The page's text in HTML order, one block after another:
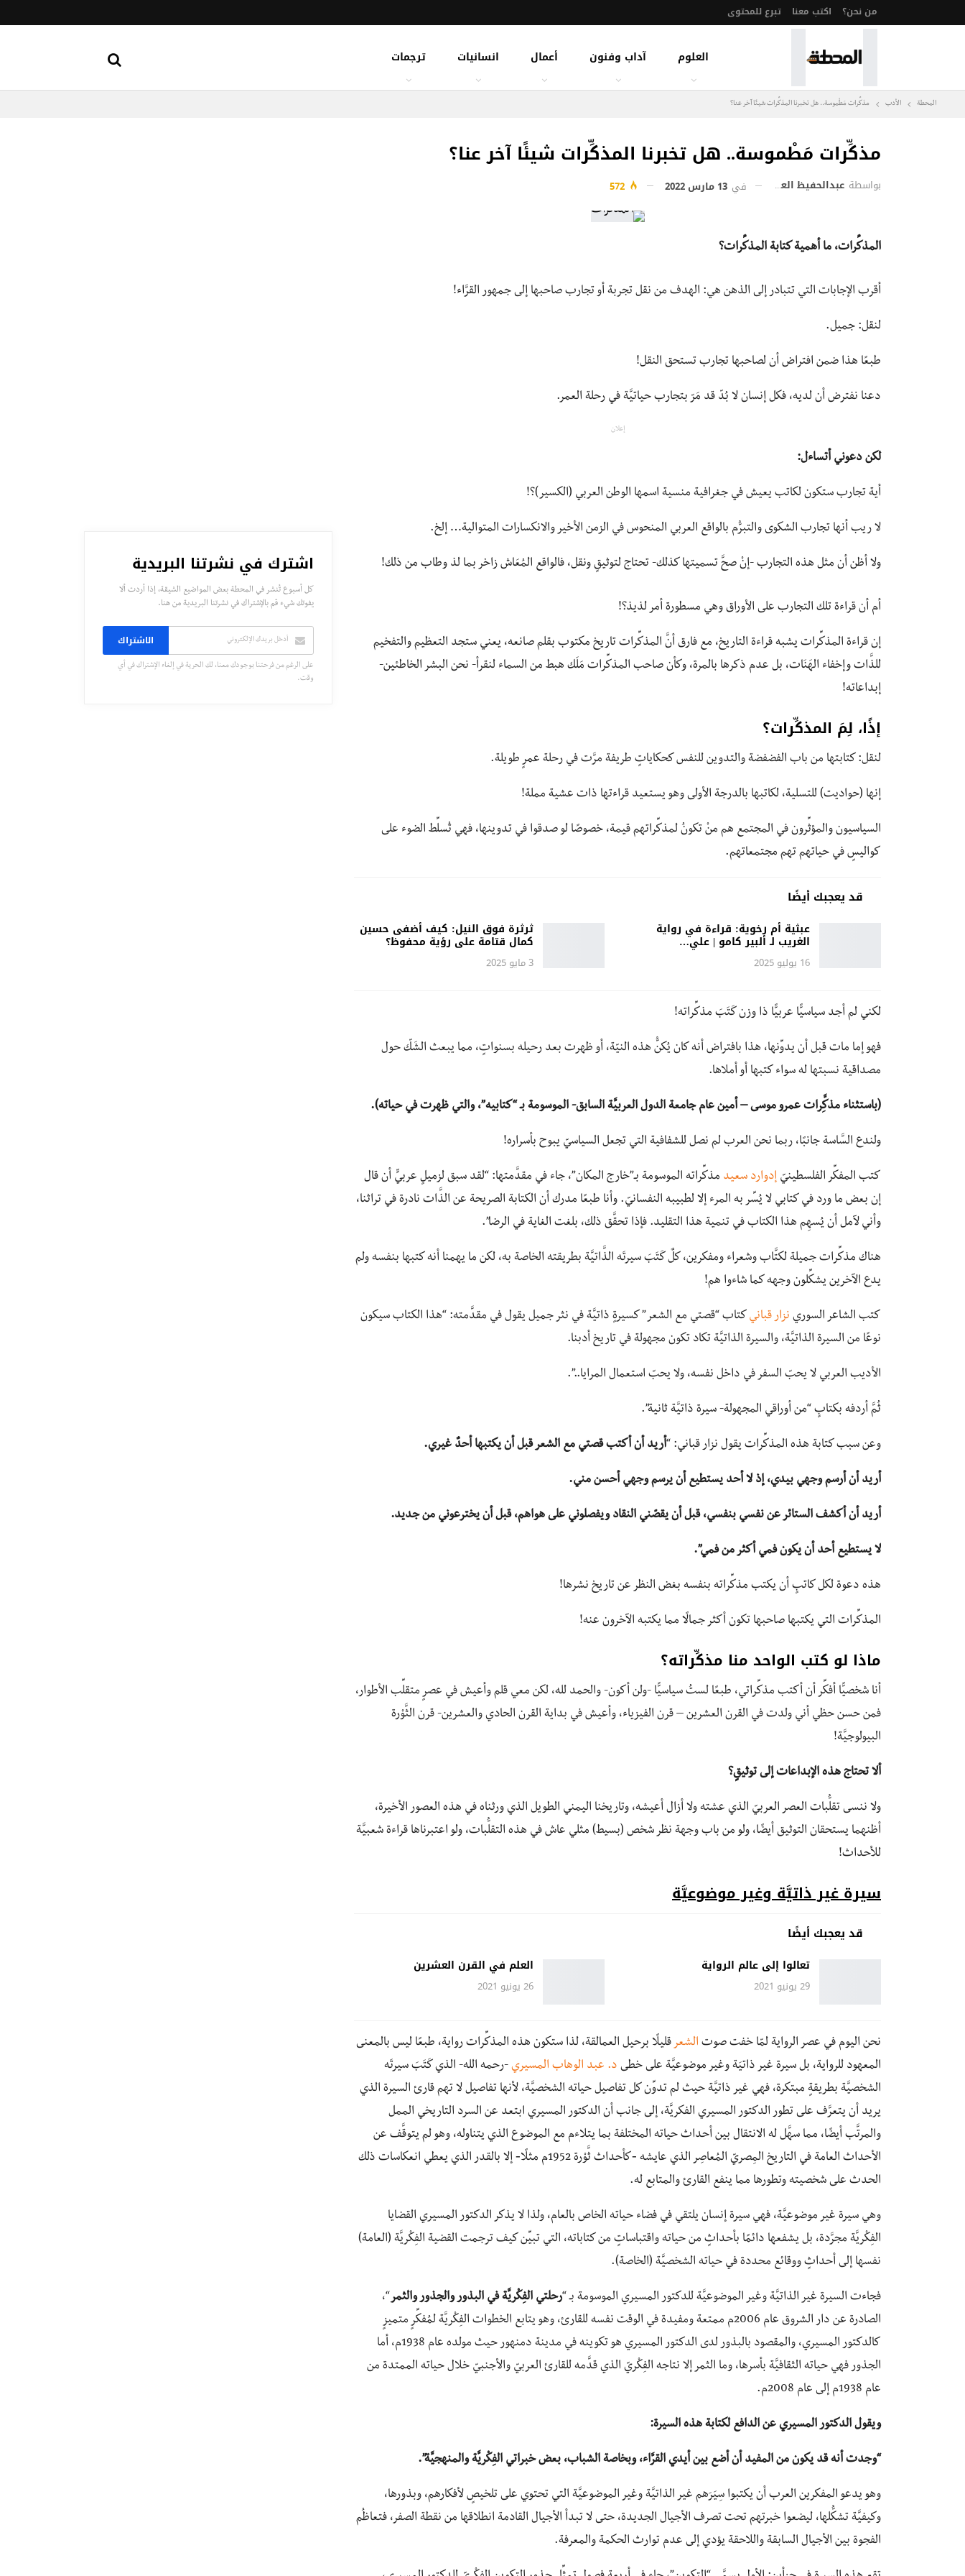
من نحن؟ اكتب معنا تبرع للمحتوى
العلوم آداب وفنون أعمال انسانيات ترجمات
المحطة الأدب مذكِّرات مَطْموسة.. هل تخبرنا المذكِّرات شيئًا آخر عنا؟
مذكِّرات مَطْموسة.. هل تخبرنا المذكِّرات شيئًا آخر عنا؟
بواسطة عبدالحفيظ العمري في 13 مارس 2022
المذكِّرات، ما أهمية كتابة المذكِّرات؟
أقرب الإجابات التي تتبادر إلى الذهن هي: الهدف من نقل تجربة أو تجارب صاحبها إلى جمهور القرَّاء!
لنقل: جميل.
طبعًا هذا ضمن افتراض أن لصاحبها تجارب تستحق النقل!
دعنا نفترض أن لديه، فكل إنسان لا بُدّ قد مَرّ بتجارب حياتيَّة في رحلة العمر.
إعلان
لكن دعوني أتساءل:
أية تجارب ستكون لكاتب يعيش في جغرافية منسية اسمها الوطن العربي (الكسير)؟!
لا ريب أنها تجارب الشكوى والتبرُّم بالواقع العربي المنحوس في الزمن الأخير والانكسارات المتوالية… إلخ.
ولا أظن أن مثل هذه التجارب -إنْ صحَّ تسميتها كذلك- تحتاج لتوثيقٍ ونقل، فالواقع المُعَاش زاخر بما لذ وطاب من ذلك!
أم أن قراءة تلك التجارب على الأوراق وهي مسطورة أمر لذيذ؟!
إن قراءة المذكِّرات يشبه قراءة التاريخ، مع فارق أنَّ المذكِّرات تاريخ مكتوب بقلم صانعه، يعني ستجد التعظيم والتفخيم
للذَّات وإخفاء الهَنَات، بل عدم ذكرها بالمرة، وكأن صاحب المذكِّرات مَلَك هبط من السماء لنقرأ- نحن البشر الخاطئين-
إبداعاته!
إذًا، لِمَ المذكِّرات؟
لنقل: كتابتها من باب الفضفضة والتدوين للنفس كحكاياتٍ طريفة مرَّت في رحلة عمرٍ طويلة.
إنها (حواديت) للتسلية، لكاتبها بالدرجة الأولى وهو يستعيد قراءتها ذات عشية مملة!
السياسيون والمؤثِّرون في المجتمع هم منْ تكونُ لمذكِّراتهم قيمة، خصوصًا لو صدقوا في تدوينها، فهي تُسلِّط الضوء على
كواليسٍ في حياتهم تهم مجتمعاتهم.
قد يعجبك أيضًا
عبثية أم رخوية: قراءة في رواية
الغريب لـ ألبير كامو | علي…
16 يوليو 2025
ثرثرة فوق النيل: كيف أضفى حسين
كمال قتامة على رؤية محفوظ؟
3 مايو 2025
لكني لم أجد سياسيًّا عربيًّا ذا وزن كَتَبَ مذكِّراته!
فهو إما مات قبل أن يدوِّنها، هذا بافتراض أنه كان يُكنُّ هذه النيّة، أو ظهرت بعد رحيله بسنواتٍ، مما يبعث الشَكّ حول
مصداقية نسبتها له سواء كتبها أو أملاها.
(باستثناء مذكَِّرات عمرو موسى – أمين عام جامعة الدول العربيَّة السابق- الموسومة بـ “كتابيه”، والتي ظهرت في حياته).
ولندع السَّاسة جانبًا، ربما نحن العرب لم نصل للشفافية التي تجعل السياسيّ يبوح بأسراره!
كتب المفكِّر الفلسطينيّ إدوارد سعيد مذكِّراته الموسومة بـ”خارج المكان”، جاء في مقدَّمتها: “لقد سبق لزميلٍ عربيٍّ أن قال
إن بعض ما ورد في كتابي لا يُسِّر به المرء إلا لطبيبه النفسانيّ. وأنا طبعًا مدرك أن الكتابة الصريحة عن الذَّات نادرة في تراثنا،
وأني لآمل أن يُسهِم هذا الكتاب في تنمية هذا التقليد. فإذا تحقَّق ذلك، بلغت الغاية في الرضا”.
هناك مذكِّرات جميلة لكتَّاب وشعراء ومفكرين، كلٌ كَتَبَ سيرتَه الذَّاتيَّة بطريقته الخاصة به، لكن ما يهمنا أنه كتبها بنفسه ولم
يدع الآخرين يشكِّلون وجهه كما شاءوا هم!
كتب الشاعر السوري نزار قباني كتاب “قصتي مع الشعر” كسيرةٍ ذاتيَّة في نثر جميل يقول في مقدَّمته: “هذا الكتاب سيكون
نوعًا من السيرة الذاتيَّة، والسيرة الذاتيَّة تكاد تكون مجهولة في تاريخ أدبنا.
الأديب العربي لا يحبّ السفر في داخل نفسه، ولا يحبّ استعمال المرايا..”.
ثُمَّ أردفه بكتابٍ “من أوراقي المجهولة- سيرة ذاتيَّة ثانية”.
وعن سبب كتابة هذه المذكِّرات يقول نزار قباني: “أريد أن أكتب قصتي مع الشعر قبل أن يكتبها أحدٌ غيري.
أريد أن أرسم وجهي بيدي، إذ لا أحد يستطيع أن يرسم وجهي أحسن مني.
أريد أن أكشف الستائر عن نفسي بنفسي، قبل أن يقصّني النقاد ويفصلوني على هواهم، قبل أن يخترعوني من جديد.
لا يستطيع أحد أن يكون فمي أكثر من فمي”.
هذه دعوة لكل كاتبٍ أن يكتب مذكِّراته بنفسه بغض النظر عن تاريخ نشرها!
المذكِّرات التي يكتبها صاحبها تكون أكثر جمالًا مما يكتبه الآخرون عنه!
ماذا لو كتب الواحد منا مذكِّراته؟
أنا شخصيًّا أفكِّر أن أكتب مذكِّراتي، طبعًا لستُ سياسيًّا -ولن أكون- والحمد لله، لكن معي قلم وأعيش في عصرٍ متقلِّب الأطوار،
فمن حسن حظي أني ولدت في القرن العشرين – قرن الفيزياء، وأعيش في بداية القرن الحادي والعشرين- قرن الثَّوْرة
البيولوجيَّة!
ألا تحتاج هذه الإبداعات إلى توثيقٍ؟
ولا ننسى تقلُّبات العصر العربيّ الذي عشته ولا أزال أعيشه، وتاريخنا اليمني الطويل الذي ورثناه في هذه العصور الأخيرة،
أظنهما يستحقان التوثيق أيضًا، ولو من باب وجهة نظر شخص (بسيط) مثلي عاش في هذه التقلُّبات، ولو اعتبرناها قراءة شعبيَّة
للأحداث!
سيرة غير ذاتيَّة وغير موضوعيَّة
قد يعجبك أيضًا
تعالوا إلى عالم الرواية
29 يونيو 2021
العلم في القرن العشرين
26 يونيو 2021
نحن اليوم في عصر الرواية لمّا خفت صوت الشعرقليلًا برحيل العمالقة، لذا ستكون هذه المذكِّرات رواية، طبعًا ليس بالمعنى
المعهود للرواية، بل سيرة غير ذاتيَة وغير موضوعيَّة على خطى د. عبد الوهاب المسيري -رحمه الله- الذي كَتَبَ سيرتَه
الشخصيَّة بطريقةٍ مبتكرة، فهي غير ذاتيَّة حيث لم تدوِّن كل تفاصيل حياته الشخصيَّة، لأنها تفاصيل لا تهم قارئ السيرة الذي
يريد أن يتعرَّف على تطور الدكتور المسيري الفكريَّة، إلى جانب أن الدكتور المسيري ابتعد عن السرد التاريخي الممل
والمرتَّب أيضًا، مما سهَّل له الانتقال بين أحداث حياته المختلفة بما يتلاءم مع الموضوع الذي يتناوله، وهو لم يتوقَّف عن
الأحداث العامة في التاريخ المِصريّ المُعاصِر الذي عايشه ‑كأحداث ثَّوْرة 1952م مثلًا‑ إلا بالقدر الذي يعطي انعكاسات ذلك
الحدث على شخصيته وتطورها مما ينفع القارئ والمتابع له.
وهي سيرة غير موضوعيَّة، فهي سيرة إنسان يلتقي في فضاء حياته الخاص بالعام، ولذا لا يذكر الدكتور المسيري القضايا
الفِكْريَّة مجرَّدة، بل يشفعها دائمًا بأحداثٍ من حياته واقتباساتٍ من كتاباته، التي تبيِّن كيف ترجمت القضية الفِكْريَّة (العامة)
نفسها إلى أحداثٍ ووقائع محددة في حياته الشخصيَّة (الخاصة).
فجاءت السيرة غير الذاتيَّة وغير الموضوعيَّة للدكتور المسيري الموسومة بـ “رحلتي الفِكْريَّة في البذور والجذور والثمر“،
الصادرة عن دار الشروق عام 2006م ممتعة ومفيدة في الوقت نفسه للقارئ، وهو يتابع الخطوات الفِكْريَّة لمُفكِّرٍ متميزٍ
كالدكتور المسيري، والمقصود بالبذور لدى الدكتور المسيري هو تكوينه في مدينة دمنهور حيث مولده عام 1938م، أما
الجذور فهي حياته الثقافيَّة بأسرها، وما الثمر إلا نتاجه الفِكْريّ الذي قدَّمه للقارئ العربيّ والأجنبيّ خلال حياته الممتدة من
عام 1938م إلى عام 2008م.
ويقول الدكتور المسيري عن الدافع لكتابة هذه السيرة:
“وجدت أنه قد يكون من المفيد أن أضع بين أيدي القرَّاء، وبخاصة الشباب، بعض خبراتي الفِكْريَّة والمنهجيَّة”.
وهو يدعو المفكرين العرب أن يكتبوا سِيَرَهم غير الذاتيَّة وغير الموضوعيَّة التي تحتوي على تلخيصٍ لأفكارهم، وبذورها،
وكيفيَّة تشكُّلها، ليضعوا خبرتهم تحت تصرف الأجيال الجديدة، حتى لا تبدأ الأجيال القادمة انطلاقها من نقطة الصفر، فتعاظُم
الفجوة بين الأجيال السابقة واللاحقة يؤدي إلى عدم توارث الحكمة والمعرفة.
اشترك في نشرتنا البريدية
كل أسبوع تُنشر في المحطة بعض المواضيع الشيقة، إذا أردت ألا
يفوتك شيء قم بالإشتراك في نشرتنا البريدية من هنا.
الاشتراك
على الرغم من فرحتنا بوجودك معنا، لك الحرية في إلغاء الإشتراك في أي
وقت.